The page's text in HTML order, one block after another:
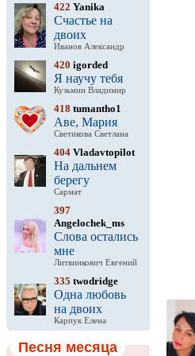
422 Yanika
Счастье на
двоих
Иванов Александр
420 igorded
Я научу тебя
Кузьмин Владимир
418 tumantho1
Аве, Мария
Светикова Светлана
404 Vladavtopilot
На дальнем
берегу
Сармат
397
Angelochek_ms
Слова остались
мне
Литвинкович Евгений
335 twodridge
Одна любовь
на двоих
Карпук Елена
Песня месяца